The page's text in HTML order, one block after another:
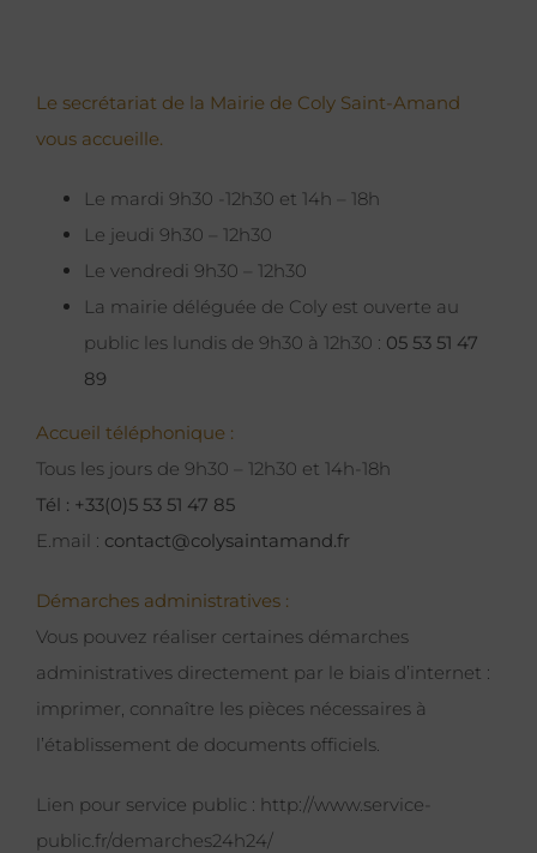
Le secrétariat de la Mairie de Coly Saint-Amand
vous accueille.
Le mardi 9h30 -12h30 et 14h – 18h
Le jeudi 9h30 – 12h30
Le vendredi 9h30 – 12h30
La mairie déléguée de Coly est ouverte au
public les lundis de 9h30 à 12h30 : 05 53 51 47
89
Accueil téléphonique :
Tous les jours de 9h30 – 12h30 et 14h-18h
Tél : +33(0)5 53 51 47 85
E.mail : contact@colysaintamand.fr
Démarches administratives :
Vous pouvez réaliser certaines démarches
administratives directement par le biais d’internet :
imprimer, connaître les pièces nécessaires à
l’établissement de documents officiels.
Lien pour service public : http://www.service-
public.fr/demarches24h24/